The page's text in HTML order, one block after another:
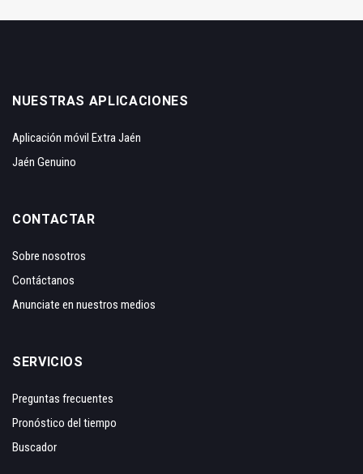
NUESTRAS APLICACIONES
Aplicación móvil Extra Jaén
Jaén Genuino
CONTACTAR
Sobre nosotros
Contáctanos
Anunciate en nuestros medios
SERVICIOS
Preguntas frecuentes
Pronóstico del tiempo
Buscador